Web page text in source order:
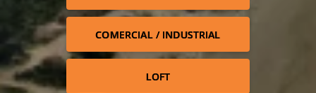
COMERCIAL / INDUSTRIAL
LOFT